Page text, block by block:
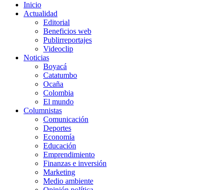
Inicio
Actualidad
Editorial
Beneficios web
Publirreportajes
Videoclip
Noticias
Boyacá
Catatumbo
Ocaña
Colombia
El mundo
Columnistas
Comunicación
Deportes
Economía
Educación
Emprendimiento
Finanzas e inversión
Marketing
Medio ambiente